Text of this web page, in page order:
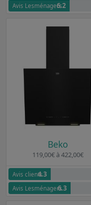
Avis Lesménagers6.2
Beko
119,00€ à 422,00€
Avis clients4.3
Avis Lesménagers6.3